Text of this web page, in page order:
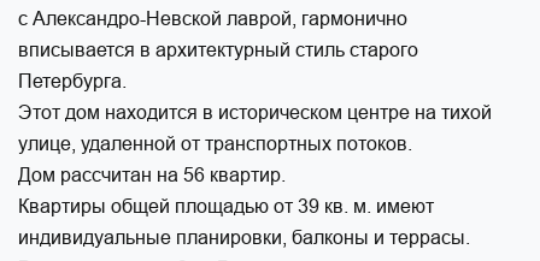
с Александро-Невской лаврой, гармонично
вписывается в архитектурный стиль старого
Петербурга.
Этот дом находится в историческом центре на тихой
улице, удаленной от транспортных потоков.
Дом рассчитан на 56 квартир.
Квартиры общей площадью от 39 кв. м. имеют
индивидуальные планировки, балконы и террасы.